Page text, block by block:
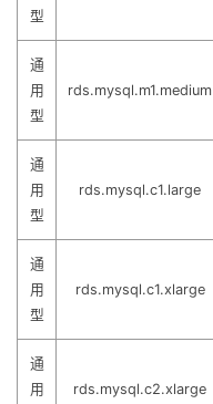
型
通
用
型
rds.mysql.m1.medium
通
用
型
rds.mysql.c1.large
通
用
型
rds.mysql.c1.xlarge
通
用
rds.mysql.c2.xlarge